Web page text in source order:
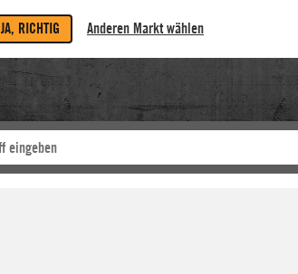
JA, RICHTIG Anderen Markt wählen